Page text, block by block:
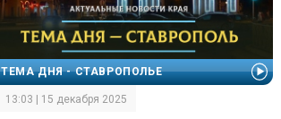
ТЕМА ДНЯ - СТАВРОПОЛЬЕ
13:03 | 15 декабря 2025